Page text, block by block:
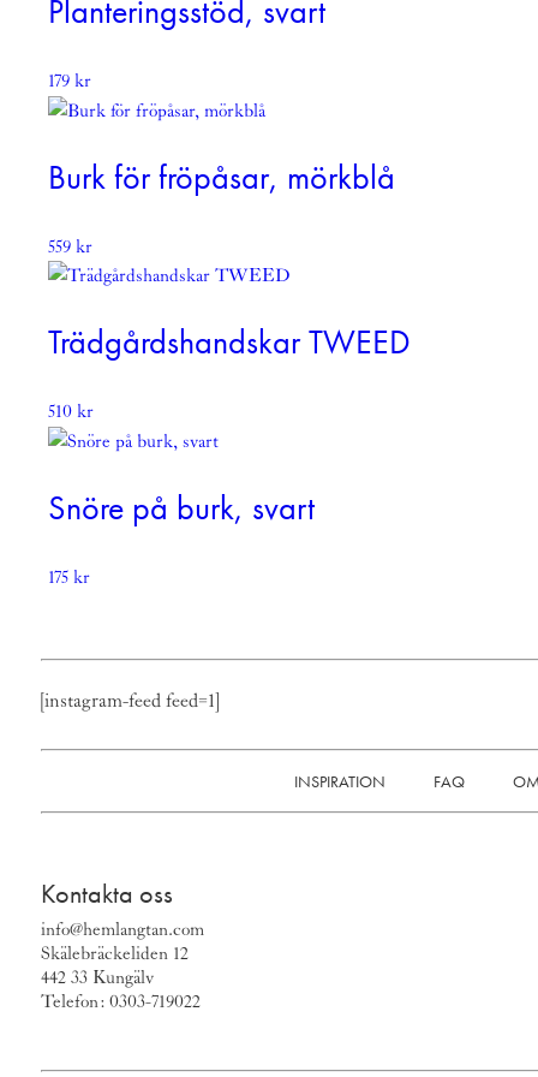
Planteringsstöd, svart
179kr
Burk för fröpåsar, mörkblå
559kr
Trädgårdshandskar TWEED
510kr
Snöre på burk, svart
175kr
[instagram-feed feed=1]
INSPIRATION FAQ
Kontakta oss
info@hemlangtan.com
Skälebräckeliden 12
442 33 Kungälv
Telefon: 0303-719022